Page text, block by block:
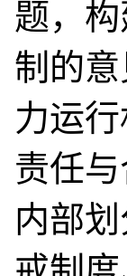
题，
制的
力运
责任
内部